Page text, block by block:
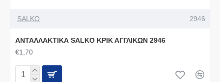
SALKO 2946
ΑΝΤΑΛΛΑΚΤΙΚΑ SALKO ΚΡΙΚ ΑΓΓΛΙΚΩΝ 2946
€1,70